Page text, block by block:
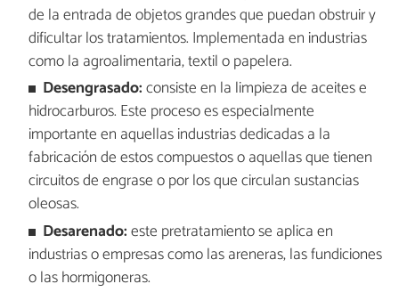
de la entrada de objetos grandes que puedan obstruir y
dificultar los tratamientos. Implementada en industrias
como la agroalimentaria, textil o papelera.
Desengrasado:consiste en la limpieza de aceites e
hidrocarburos. Este proceso es especialmente
importante en aquellas industrias dedicadas a la
fabricación de estos compuestos o aquellas que tienen
circuitos de engrase o por los que circulan sustancias
oleosas.
Desarenado:este pretratamiento se aplica en
industrias o empresas como las areneras, las fundiciones
o las hormigoneras.